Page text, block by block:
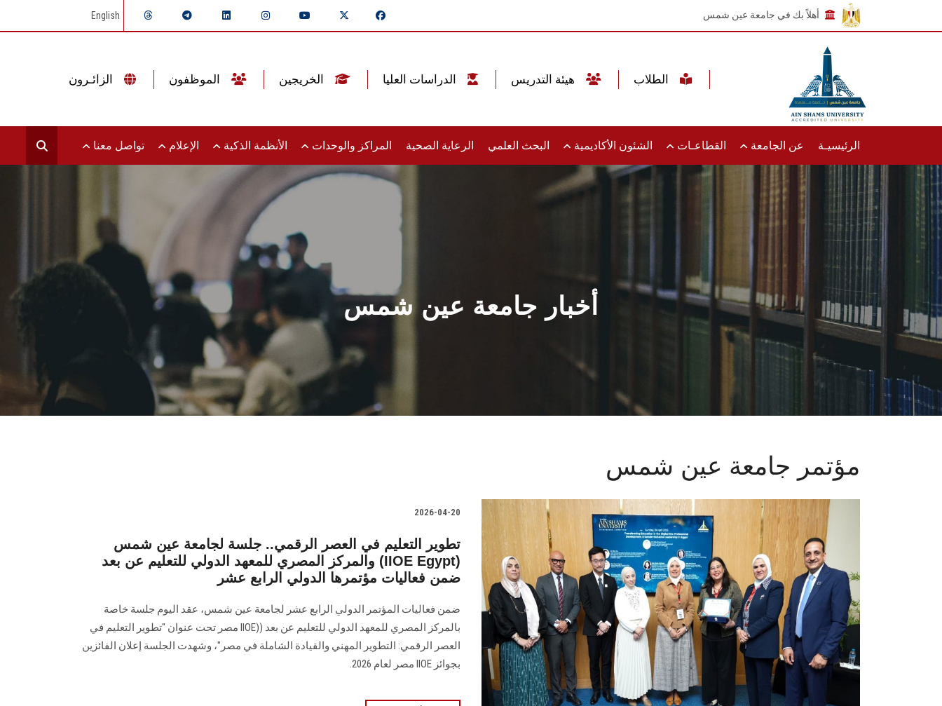
أهلاً بك في جامعة عين شمس English
الرئيسيـة عن الجامعة القطاعـات الشئون الأكاديمية البحث العلمي الرعاية الصحية المراكز والوحدات الأنظمة الذكية الإعلام تواصل معنا
أخبار جامعة عين شمس
مؤتمر جامعة عين شمس
2026-04-20
تطوير التعليم في العصر الرقمي.. جلسة لجامعة عين شمس
والمركز المصري للمعهد الدولي للتعليم عن بعد (IIOE Egypt)
ضمن فعاليات مؤتمرها الدولي الرابع عشر
ضمن فعاليات المؤتمر الدولي الرابع عشر لجامعة عين شمس، عقد اليوم جلسة خاصة
بالمركز المصري للمعهد الدولي للتعليم عن بعد ((IIOE مصر تحت عنوان "تطوير التعليم في
العصر الرقمي: التطوير المهني والقيادة الشاملة في مصر"، وشهدت الجلسة إعلان الفائزين
بجوائز IIOE مصر لعام 2026.